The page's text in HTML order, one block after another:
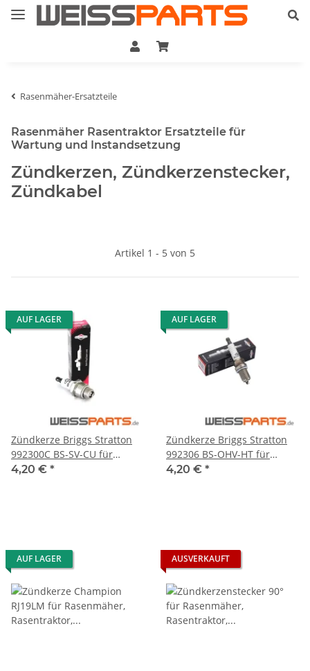
Rasenmäher-Ersatzteile
Rasenmäher Rasentraktor Ersatzteile für
Wartung und Instandsetzung
Zündkerzen, Zündkerzenstecker,
Zündkabel
Artikel 1 - 5 von 5
AUF LAGER
Zündkerze Briggs Stratton
992300C BS-SV-CU für
Rasenmäher
4,20 € *
AUF LAGER
Zündkerze Briggs Stratton
992306 BS-OHV-HT für
Rasentraktor
4,20 € *
AUF LAGER AUSVERKAUFT